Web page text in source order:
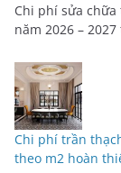
Chi phí sửa
năm 2026 –
Chi phí trần
theo m2 hoàn